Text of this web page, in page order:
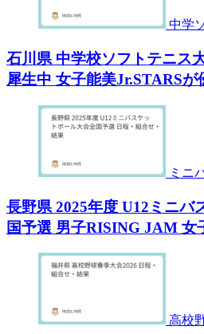
中学
石川県 中学校ソフトテニス
犀生中 女子能美Jr.STARSが
ミニ
長野県 2025年度 U12ミニバ
国予選 男子RISING JAM 女
高校